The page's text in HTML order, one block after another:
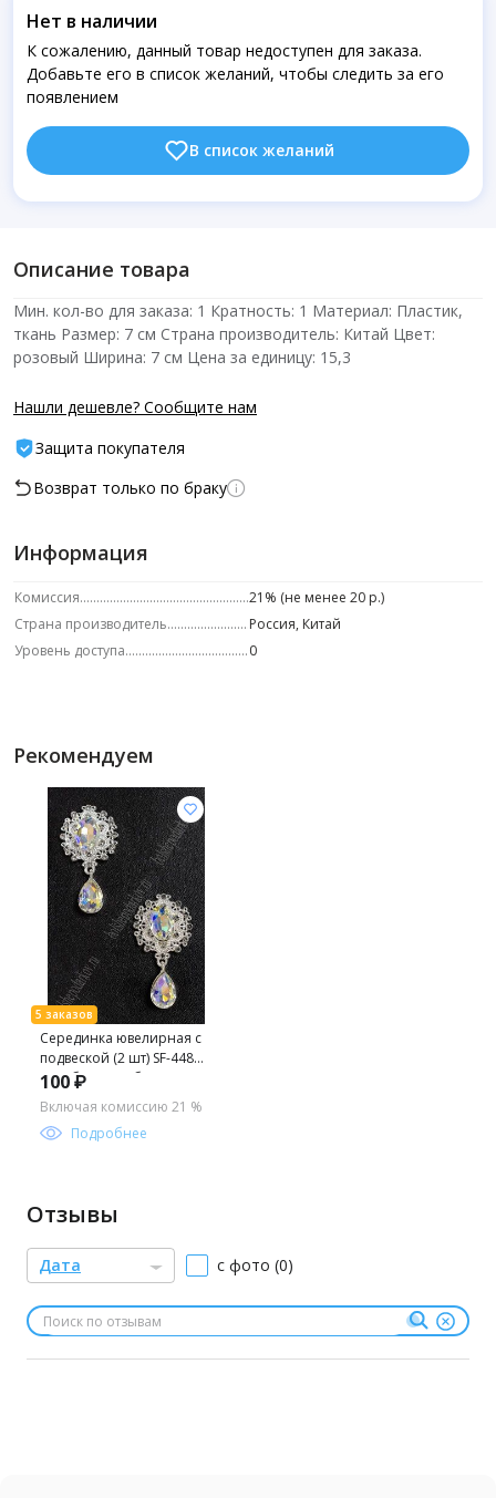
Нет в наличии
К сожалению, данный товар недоступен для заказа.
Добавьте его в список желаний, чтобы следить за его
появлением
В список желаний
Описание товара
Мин. кол-во для заказа: 1 Кратность: 1 Материал: Пластик,
ткань Размер: 7 см Страна производитель: Китай Цвет:
розовый Ширина: 7 см Цена за единицу: 15,3
Нашли дешевле? Сообщите нам
Защита покупателя
Возврат только по браку
Информация
Комиссия
21% (не менее 20 р.)
Страна производитель
Россия, Китай
Уровень доступа
0
Рекомендуем
Серединка ювелирная с
подвеской (2 шт) SF-4482,
серебро/серебро
хамелеон №31
100 ₽
Включая комиссию 21 %
Подробнее
Отзывы
Дата с фото (0)